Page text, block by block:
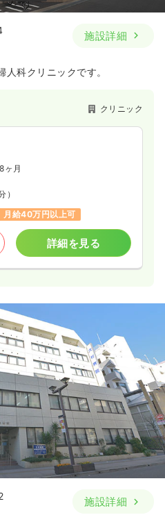
施設詳細
科クリニックです。
クリニック
ヶ月
）
月給40万円以上可
詳細を見る
施設詳細